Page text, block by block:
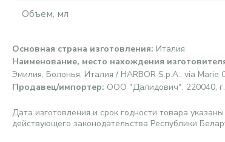
Объем, мл
Основная страна изготовления: Италия
Наименование, место нахождения
Эмилия, Болонья, Италия / HARBOR S.p.A., via
Продавец/импортер: ООО "Далидович", 220040,
Дата изготовления и срок годности товара
действующего законодательства Республики